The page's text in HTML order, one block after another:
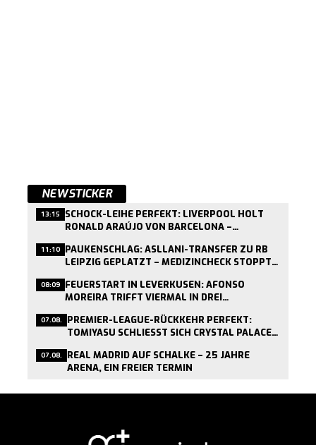
NEWSTICKER
13:15 SCHOCK-LEIHE PERFEKT: LIVERPOOL HOLT
RONALD ARAÚJO VON BARCELONA –
11:10 PAUKENSCHLAG: ASLLANI-TRANSFER ZU RB
LEIPZIG GEPLATZT – MEDIZINCHECK STOPPT
08:09 FEUERSTART IN LEVERKUSEN: AFONSO
MOREIRA TRIFFT VIERMAL IN DREI
07.08. PREMIER-LEAGUE-RÜCKKEHR PERFEKT:
TOMIYASU SCHLIESST SICH CRYSTAL PALACE A
07.08. REAL MADRID AUF SCHALKE – 25 JAHRE
ARENA, EIN FREIER TERMIN